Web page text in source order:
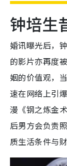
钟培生
婚讯曝光后，
的影片亦再度
姻的价值观，
速在网络上引
漫《钢之炼金
后男方会负责
质生活条件与